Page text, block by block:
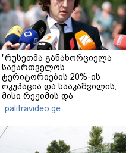
"რუსეთმა განახორციელა
საქართველოს
ტერიტორიების 20%-ის
ოკუპაცია და სააკაშვილის,
მისი რეჟიმის და
"ნაცმოძრაობის" ღალატი
ვერანაირად ვერ
გადაფარავს ამ
დანაშაულს" - ირაკლი
palitravideo.ge